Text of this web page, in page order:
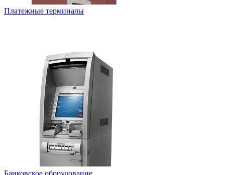
Платежные терминалы
Банковское оборудование